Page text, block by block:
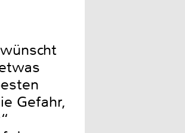
Gefahr,